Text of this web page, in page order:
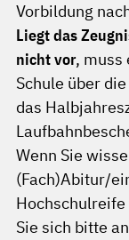
Vorbildung
Liegt das
nicht vor, muss
Schule über
das
Wenn Sie
(Fach)Abitur/
Sie sich bitte